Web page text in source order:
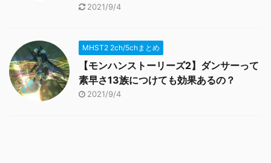
2021/9/4
MHST2 2ch/5chまとめ
【モンハンストーリーズ2】ダンサーって
素早さ13族につけても効果あるの？
2021/9/4